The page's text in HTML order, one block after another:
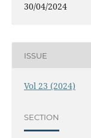
30/04/2024
ISSUE
Vol 23 (2024)
SECTION